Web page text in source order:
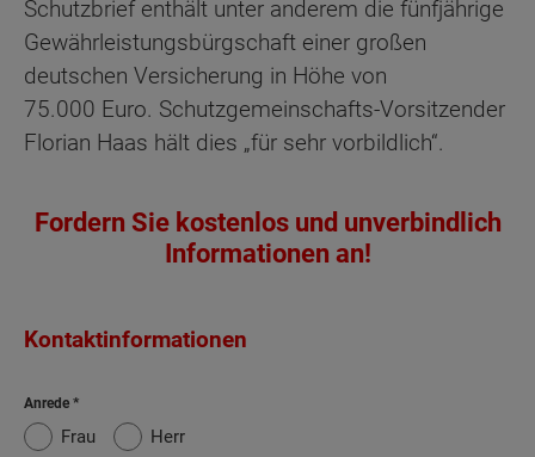
Schutzbrief enthält unter anderem die fünfjährige
Gewährleistungsbürgschaft einer großen
deutschen Versicherung in Höhe von
75.000 Euro. Schutzgemeinschafts-Vorsitzender
Florian Haas hält dies „für sehr vorbildlich“.
Fordern Sie kostenlos und unverbindlich
Informationen an!
Kontaktinformationen
Anrede
Frau Herr